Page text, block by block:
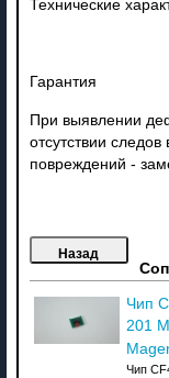
Технические
Гарантия
При выявлении
отсутствии
повреждений -
Чип
201
Чип